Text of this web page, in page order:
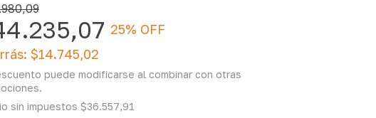
25% OFF
$14.745,02
puede modificarse al combinar con otras
sin impuestos $36.557,91